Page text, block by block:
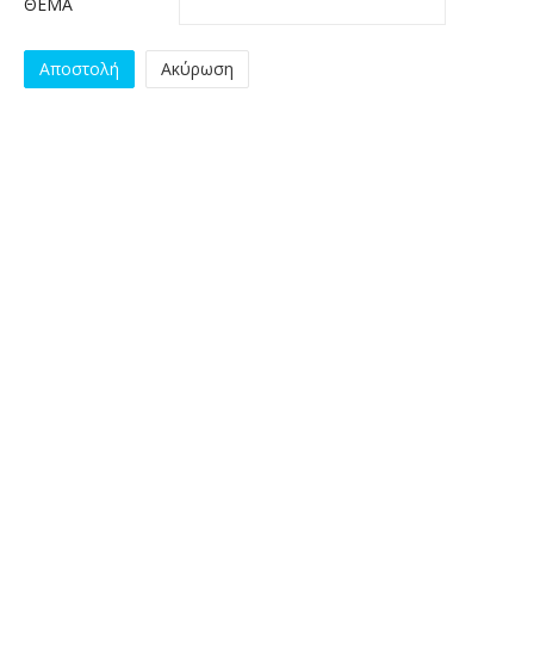
Αποστολή Ακύρωση